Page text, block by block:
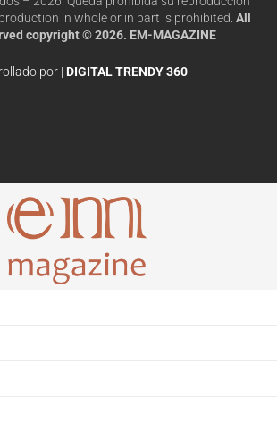
in whole or in part is prohibited. All
copyright © 2026. EM-MAGAZINE
por | DIGITAL TRENDY 360